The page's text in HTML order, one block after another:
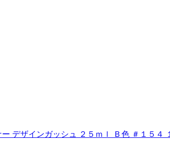
デザインガッシュ ２５ｍｌ Ｂ色 ＃１５４